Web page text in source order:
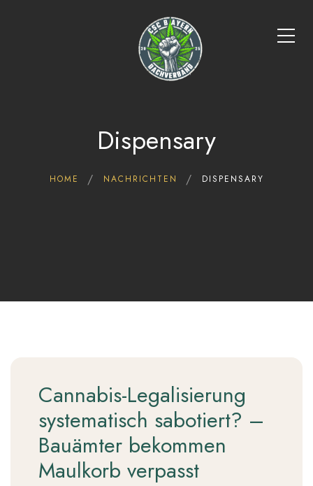
Dispensary
HOME NACHRICHTEN DISPENSARY
Cannabis-Legalisierung
systematisch sabotiert? –
Bauämter bekommen
Maulkorb verpasst